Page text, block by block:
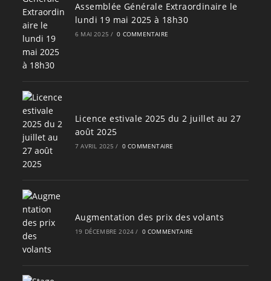
Assemblée Générale Extraordinaire le
lundi 19 mai 2025 à 18h30
6 MAI 2025 / 0 COMMENTAIRE
Licence estivale 2025 du 2 juillet au 27
août 2025
7 AVRIL 2025 / 0 COMMENTAIRE
Augmentation des prix des volants
19 DÉCEMBRE 2024 / 0 COMMENTAIRE